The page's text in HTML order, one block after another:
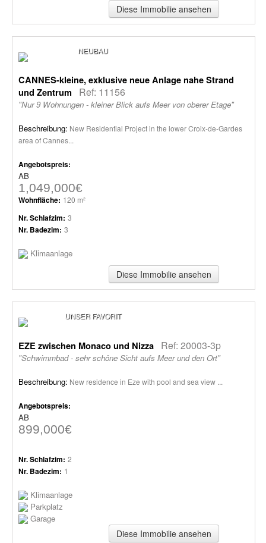
Diese Immobilie ansehen
NEUBAU
CANNES-kleine, exklusive neue Anlage nahe Strand
und Zentrum
Ref: 11156
"Nur 9 Wohnungen - kleiner Blick aufs Meer von oberer Etage"
Beschreibung: New Residential Project in the lower Croix-de-Gardes
area of Cannes...
Angebotspreis:
AB
1,049,000€
Wohnfläche: 120 m²
Nr. Schlafzim: 3
Nr. Badezim: 3
Klimaanlage
Diese Immobilie ansehen
UNSER FAVORIT
EZE zwischen Monaco und Nizza Ref: 20003-3p
"Schwimmbad - sehr schöne Sicht aufs Meer und den Ort"
Beschreibung: New residence in Eze with pool and sea view ...
Angebotspreis:
AB
899,000€
Nr. Schlafzim: 2
Nr. Badezim: 1
Klimaanlage
Parkplatz
Garage
Diese Immobilie ansehen